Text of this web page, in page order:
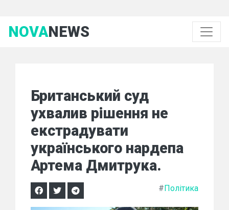
NOVANEWS
Британський суд
ухвалив рішення не
екстрадувати
українського нардепа
Артема Дмитрука.
#Політика